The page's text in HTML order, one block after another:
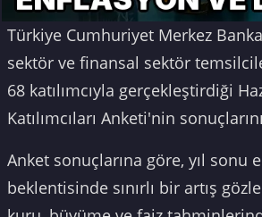
Türkiye Cumhuriyet Merkez
sektör ve finansal sektör
68 katılımcıyla gerçekleştirdiği
Katılımcıları Anketi'nin
Anket sonuçlarına göre, yıl sonu
beklentisinde sınırlı bir artış